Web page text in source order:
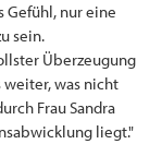
Gefühl, nur eine
sein.
Überzeugung
weiter, was nicht
Frau Sandra
liegt."